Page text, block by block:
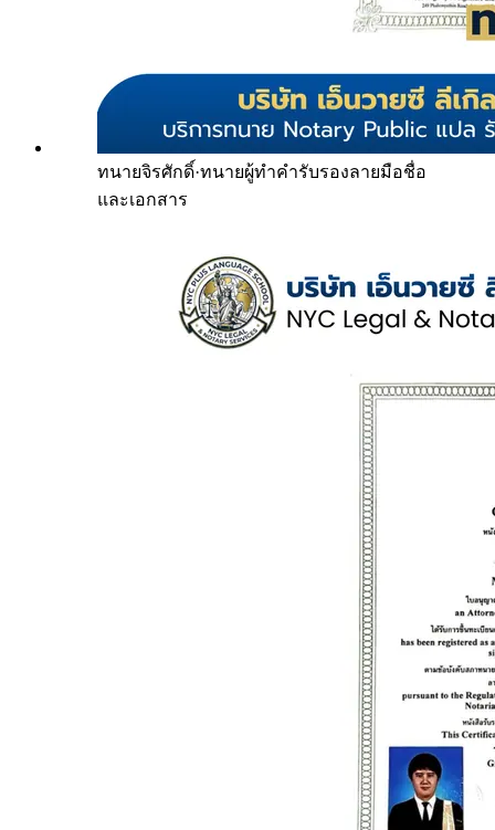
ทนายจิรศักดิ์·ทนายผู้ทำคำรับรองลายมือชื่อ
และเอกสาร